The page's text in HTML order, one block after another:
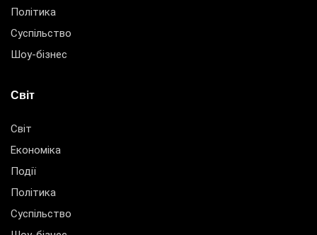
Політика
Суспільство
Шоу-бізнес
Світ
Світ
Економіка
Події
Політика
Суспільство